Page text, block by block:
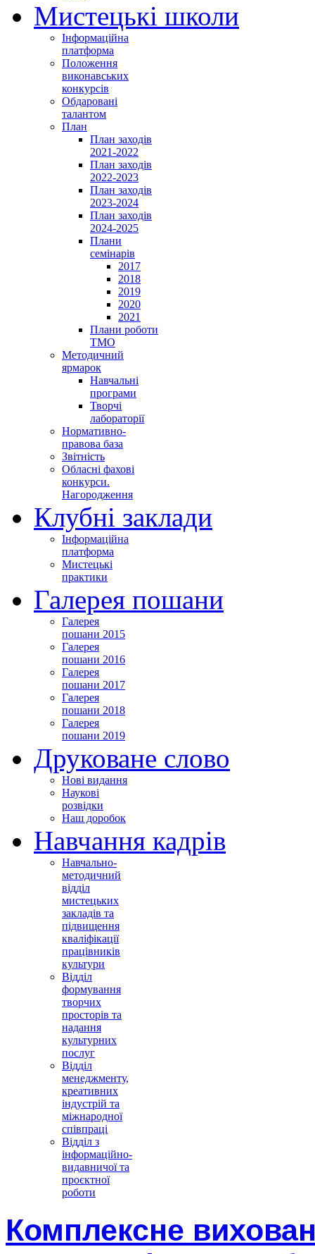
Мистецькі школи
Інформаційна
платформа
Положення
виконавських
конкурсів
Обдаровані
талантом
План
План заходів
2021-2022
План заходів
2022-2023
План заходів
2023-2024
План заходів
2024-2025
Плани
семінарів
2017
2018
2019
2020
2021
Плани роботи
ТМО
Методичний
ярмарок
Навчальні
програми
Творчі
лабораторії
Нормативно-
правова база
Звітність
Обласні фахові
конкурси.
Нагородження
Клубні заклади
Інформаційна
платформа
Мистецькі
практики
Галерея пошани
Галерея
пошани 2015
Галерея
пошани 2016
Галерея
пошани 2017
Галерея
пошани 2018
Галерея
пошани 2019
Друковане слово
Нові видання
Наукові
розвідки
Наш доробок
Навчання кадрів
Навчально-
методичний
відділ
мистецьких
закладів та
підвищення
кваліфікації
працівників
культури
Відділ
формування
творчих
просторів та
надання
культурних
послуг
Відділ
менеджменту,
креативних
індустрій та
міжнародної
співпраці
Відділ з
інформаційно-
видавничої та
проєктної
роботи
Комплексне